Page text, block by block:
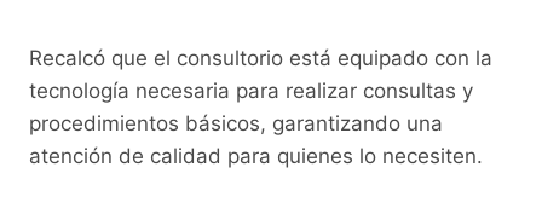
Recalcó que el consultorio está equipado con la
tecnología necesaria para realizar consultas y
procedimientos básicos, garantizando una
atención de calidad para quienes lo necesiten.